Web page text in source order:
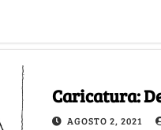
Caricatura:
AGOSTO 2, 2021